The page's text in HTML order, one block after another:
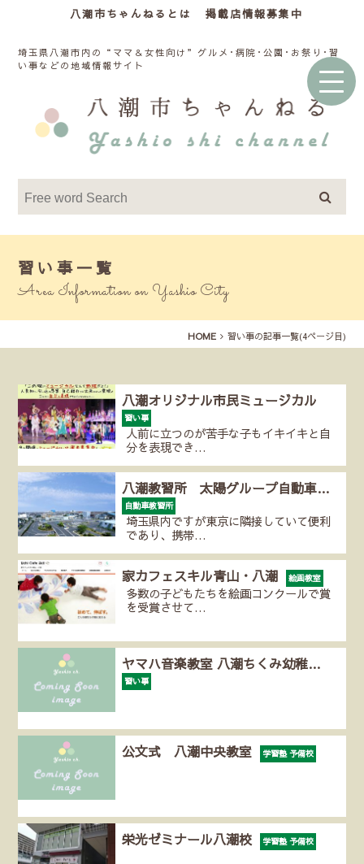
八潮市ちゃんねるとは 掲載店情報募集中
埼玉県八潮市内の“ママ＆女性向け”グルメ･病院･公園･お祭り･習
い事などの地域情報サイト
習い事一覧
Area Information on Yashio City
HOME 習い事の記事一覧(4ページ目)
八潮オリジナル市民ミュージカル
習い事
人前に立つのが苦手な子もイキイキと自
分を表現でき…
八潮教習所 太陽グループ自動車…
自動車教習所
埼玉県内ですが東京に隣接していて便利
であり、携帯…
家カフェスキル青山・八潮 絵画教室
多数の子どもたちを絵画コンクールで賞
を受賞させて…
ヤマハ音楽教室 八潮ちくみ幼稚…
習い事
公文式 八潮中央教室 学習塾 予備校
栄光ゼミナール八潮校 学習塾 予備校